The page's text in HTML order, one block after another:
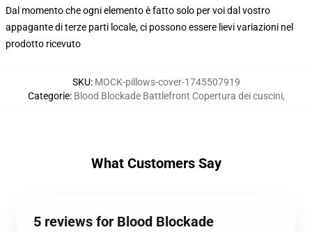
Dal momento che ogni elemento è fatto solo per voi dal vostro
appagante di terze parti locale, ci possono essere lievi variazioni nel
prodotto ricevuto
SKU: MOCK-pillows-cover-1745507919
Categorie: Blood Blockade Battlefront Copertura dei cuscini,
What Customers Say
5 reviews for Blood Blockade